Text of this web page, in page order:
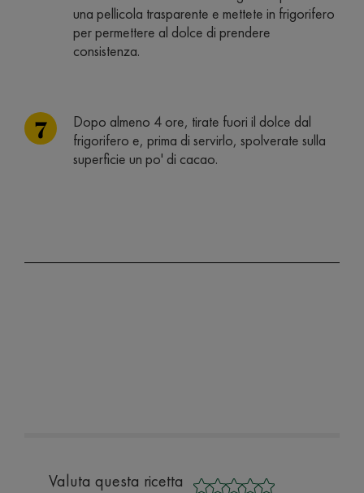
una pellicola trasparente e mettete in frigorifero
per permettere al dolce di prendere
consistenza.
Dopo almeno 4 ore, tirate fuori il dolce dal
frigorifero e, prima di servirlo, spolverate sulla
superficie un po' di cacao.
Valuta questa ricetta